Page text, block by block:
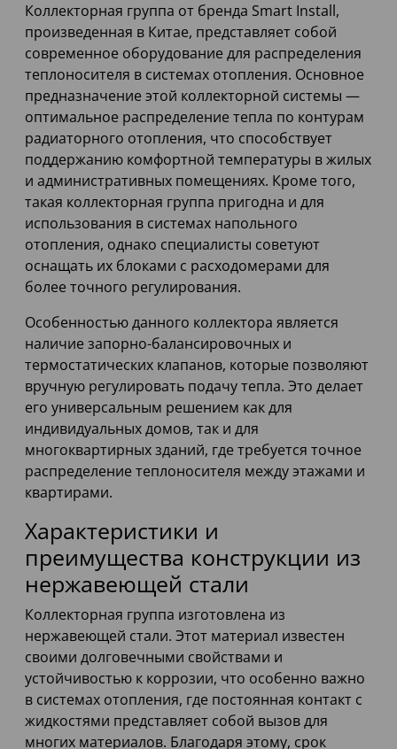
Коллекторная группа от бренда Smart Install,
произведенная в Китае, представляет собой
современное оборудование для распределения
теплоносителя в системах отопления. Основное
предназначение этой коллекторной системы —
оптимальное распределение тепла по контурам
радиаторного отопления, что способствует
поддержанию комфортной температуры в жилых
и административных помещениях. Кроме того,
такая коллекторная группа пригодна и для
использования в системах напольного
отопления, однако специалисты советуют
оснащать их блоками с расходомерами для
более точного регулирования.
Особенностью данного коллектора является
наличие запорно-балансировочных и
термостатических клапанов, которые позволяют
вручную регулировать подачу тепла. Это делает
его универсальным решением как для
индивидуальных домов, так и для
многоквартирных зданий, где требуется точное
распределение теплоносителя между этажами и
квартирами.
Характеристики и
преимущества конструкции из
нержавеющей стали
Коллекторная группа изготовлена из
нержавеющей стали. Этот материал известен
своими долговечными свойствами и
устойчивостью к коррозии, что особенно важно
в системах отопления, где постоянная контакт с
жидкостями представляет собой вызов для
многих материалов. Благодаря этому, срок